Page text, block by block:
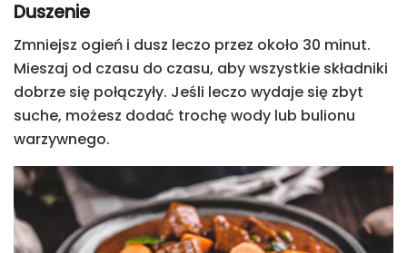
Duszenie
Zmniejsz ogień i dusz leczo przez około 30 minut.
Mieszaj od czasu do czasu, aby wszystkie składniki
dobrze się połączyły. Jeśli leczo wydaje się zbyt
suche, możesz dodać trochę wody lub bulionu
warzywnego.